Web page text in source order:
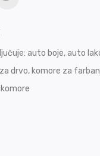
auto boje, auto
drvo, komore za